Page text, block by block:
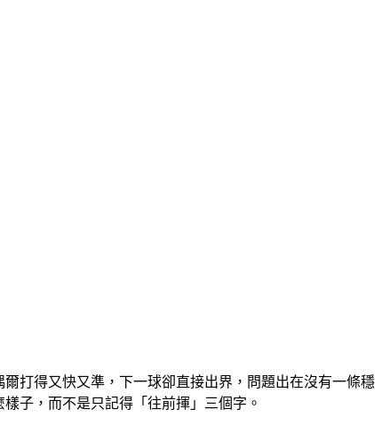
打得又快又準，下一球卻直接出界，問題出在沒有一條穩
子，而不是只記得「往前揮」三個字。